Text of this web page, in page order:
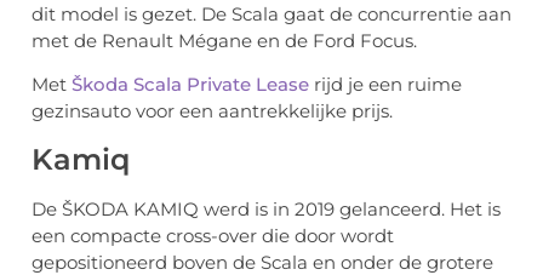
dit model is gezet. De Scala gaat de concurrentie aan
met de Renault Mégane en de Ford Focus.
Met Škoda Scala Private Lease rijd je een ruime
gezinsauto voor een aantrekkelijke prijs.
Kamiq
De ŠKODA KAMIQ werd is in 2019 gelanceerd. Het is
een compacte cross-over die door wordt
gepositioneerd boven de Scala en onder de grotere